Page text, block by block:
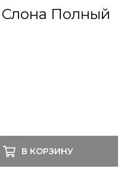
Полный
В КОРЗИНУ